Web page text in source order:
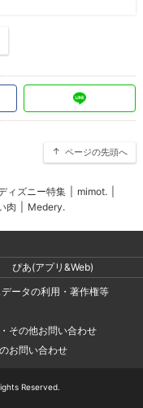
ページの先頭へ
ィズニー特集 mimot.
肉 Medery.
ぴあ(アプリ&Web)
ータの利用・著作権等
その他お問い合わせ
お問い合わせ
Reserved.